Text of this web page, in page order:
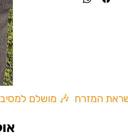
המזרח 🎶 מושלם